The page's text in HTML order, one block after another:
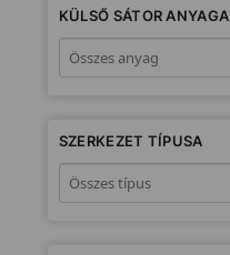
KÜLSŐ SÁTOR ANYAGA
SZERKEZET TÍPUSA